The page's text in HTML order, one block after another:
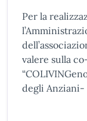
Per la
valere sulla
degli Anziani-